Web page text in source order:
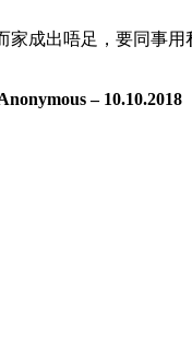
而家成出唔足，要同
– 10.10.2018